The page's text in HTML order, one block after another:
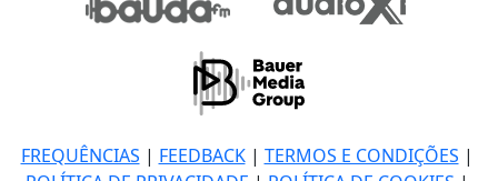
FREQUÊNCIAS | FEEDBACK| TERMOS E CONDIÇÕES |